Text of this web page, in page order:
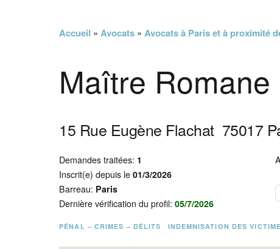
Accueil » Avocats » Avocats à Paris et à proximité
Maître Romane
15 Rue Eugène Flachat 75017
Demandes traitées: 1
Inscrit(e) depuis le01/3/2026
Barreau: Paris
Dernière vérification du profil:05/7/2026
PÉNAL – CRIMES – DÉLITS INDEMNISATION DES